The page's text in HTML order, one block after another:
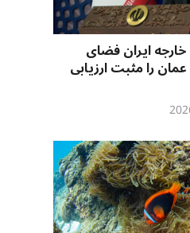
ایران فضای
را مثبت ارزیابی